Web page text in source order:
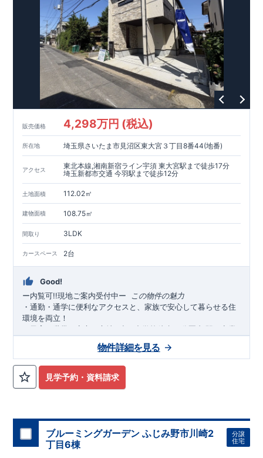
販売価格 4,298万円 (税込)
所在地 埼玉県さいたま市見沼区東大宮３丁目8番44(地番)
アクセス
東北本線,湘南新宿ライン宇須 東大宮駅まで徒歩17分
埼玉新都市交通 今羽駅まで徒歩12分
土地面積 112.02㎡
建物面積 108.75㎡
間取り 3LDK
カースペース 2台
Good!
ー内覧可!!現地ご案内受付中ー
この物件の魅力
・通勤・通学に便利なアクセスと、家族で安心して暮らせる住
環境を両立！
・子育て世帯も安心の立地♪
小・中学校徒歩 分圏内
駅・商業
施設・公共施設徒歩圏内 にそろい、毎日の暮らしがスムーズに
・スーパー徒歩
忙しい毎日を支える、充実の生活利便性
・落ち着いた印象の外観デザインを採用。
ース２台」のゆとりある間取りを実現しました♪
・陽当たり良好地♪あたたかな陽光に包まれる、心地よいすま
いです。
・太陽光パネル搭載
！家計にも環境にやさしくエコな暮らし♪
食洗器付き
システムキッチンで、毎日の家事負担を軽減◎乾
見学予約・資料請求
物件詳細を見る
ブルーミングガーデン ふじみ野市川崎2
丁目6棟
分譲
住宅